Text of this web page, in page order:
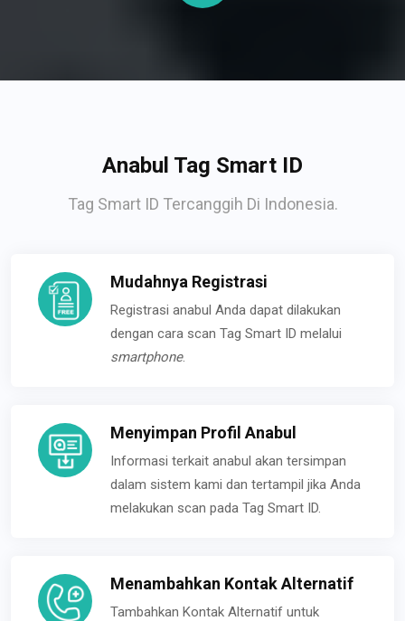
Anabul Tag Smart ID
Tag Smart ID Tercanggih Di Indonesia.
Mudahnya Registrasi
Registrasi anabul Anda dapat dilakukan
dengan cara scan Tag Smart ID melalui
smartphone.
Menyimpan Profil Anabul
Informasi terkait anabul akan tersimpan
dalam sistem kami dan tertampil jika Anda
melakukan scan pada Tag Smart ID.
Menambahkan Kontak Alternatif
Tambahkan Kontak Alternatif untuk